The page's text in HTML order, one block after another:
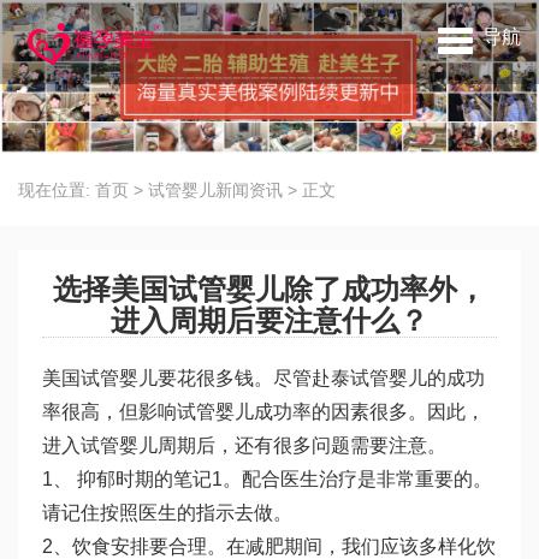
导航
现在位置: 首页 > 试管婴儿新闻资讯 > 正文
选择美国试管婴儿除了成功率外，
进入周期后要注意什么？
美国试管婴儿要花很多钱。尽管赴泰试管婴儿的成功
率很高，但影响试管婴儿成功率的因素很多。因此，
进入试管婴儿周期后，还有很多问题需要注意。
1、 抑郁时期的笔记1。配合医生治疗是非常重要的。
请记住按照医生的指示去做。
2、饮食安排要合理。在减肥期间，我们应该多样化饮